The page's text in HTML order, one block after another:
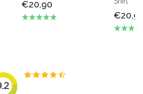
€20,90